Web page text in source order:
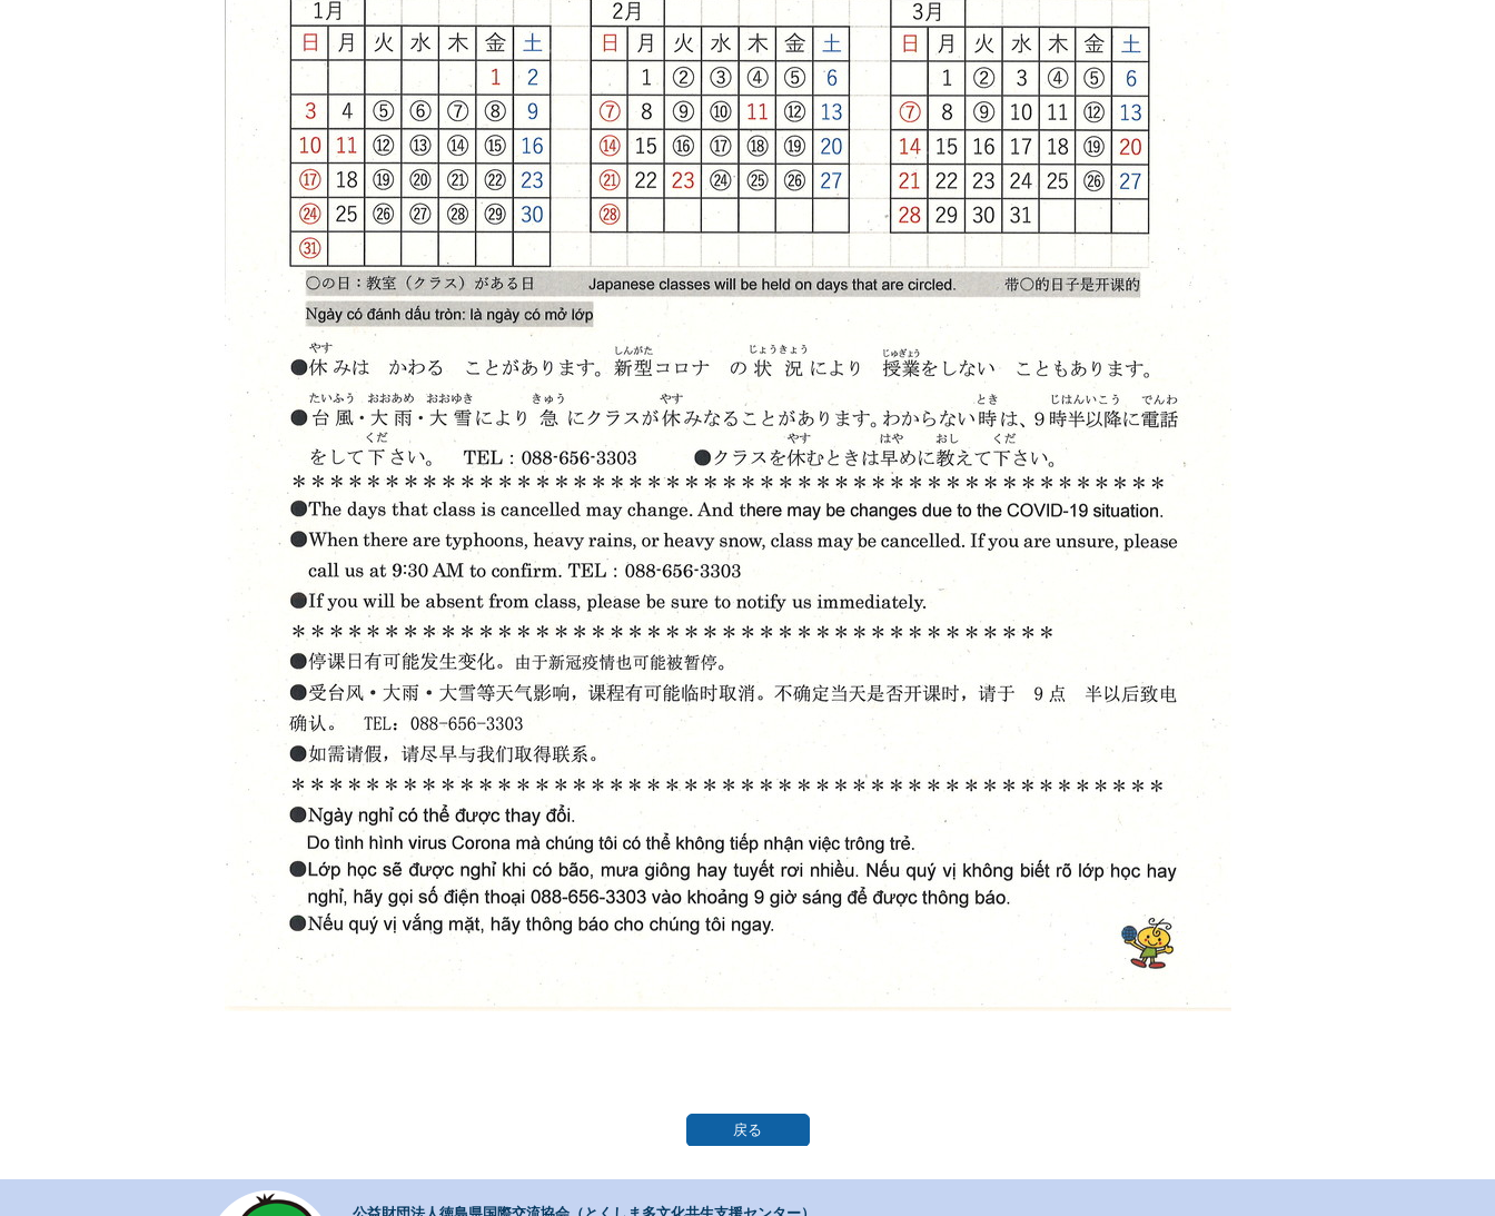
戻る